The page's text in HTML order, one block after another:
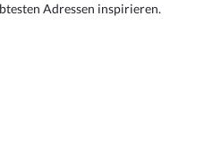
Adressen inspirieren.